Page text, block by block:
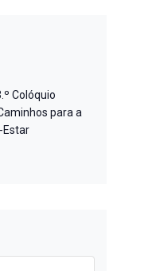
Colóquio
para a
Estar